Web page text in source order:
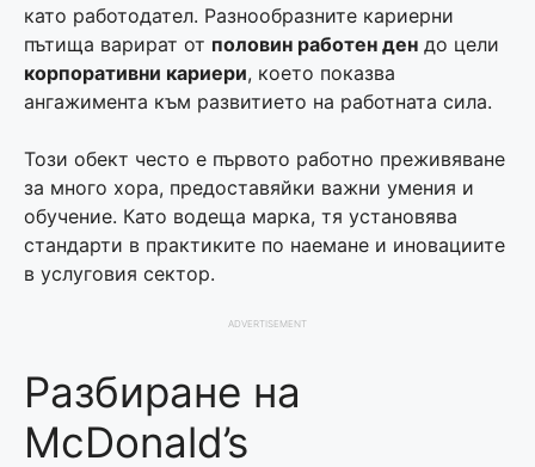
като работодател. Разнообразните кариерни
пътища варират от половин работен ден до цели
корпоративни кариери, което показва
ангажимента към развитието на работната сила.
Този обект често е първото работно преживяване
за много хора, предоставяйки важни умения и
обучение. Като водеща марка, тя установява
стандарти в практиките по наемане и иновациите
в услуговия сектор.
ADVERTISEMENT
Разбиране на
McDonald’s